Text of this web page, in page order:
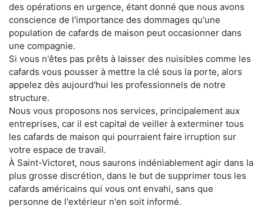
des opérations en urgence, étant donné que nous avons
conscience de l'importance des dommages qu'une
population de cafards de maison peut occasionner dans
une compagnie.
Si vous n'êtes pas prêts à laisser des nuisibles comme les
cafards vous pousser à mettre la clé sous la porte, alors
appelez dès aujourd'hui les professionnels de notre
structure.
Nous vous proposons nos services, principalement aux
entreprises, car il est capital de veiller à exterminer tous
les cafards de maison qui pourraient faire irruption sur
votre espace de travail.
À Saint-Victoret, nous saurons indéniablement agir dans la
plus grosse discrétion, dans le but de supprimer tous les
cafards américains qui vous ont envahi, sans que
personne de l'extérieur n'en soit informé.